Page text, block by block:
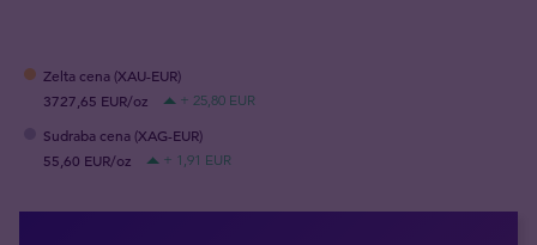
Zelta cena (XAU-EUR)
3727,65 EUR/oz
+ 25,80 EUR
Sudraba cena (XAG-EUR)
55,60 EUR/oz
+ 1,91 EUR